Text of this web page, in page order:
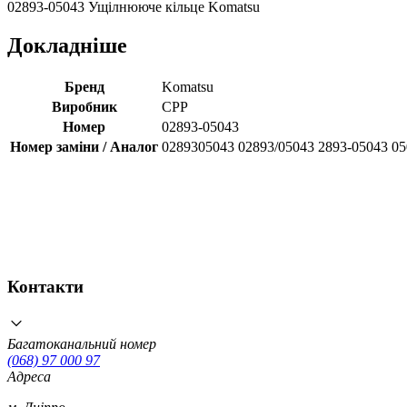
02893-05043 Ущілнююче кільце Komatsu
Докладніше
Бренд
Komatsu
Виробник
CPP
Номер
02893-05043
Номер заміни / Аналог 0289305043 02893/05043 2893-05043
Контакти
Багатоканальний номер
(068) 97 000 97
Адреса